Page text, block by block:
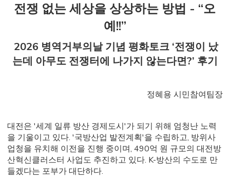
전쟁 없는 세상을 상상하는 방법 - “오
예!!”
2026 병역거부의날 기념 평화토크 ‘전쟁이 났
는데 아무도 전쟁터에 나가지 않는다면?’ 후기
정혜용 시민참여팀장
대전은 '세계 일류 방산 경제도시'가 되기 위해 엄청난 노력
을 기울이고 있다. '국방산업 발전계획'을 수립하고, 방위사
업청을 유치해 이전을 진행 중이며, 490억 원 규모의 대전방
산혁신클러스터 사업도 추진하고 있다. K-방산의 수도로 만
들겠다는 포부가 대단하다.